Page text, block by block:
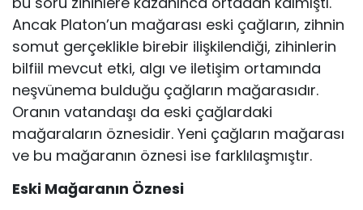
Ancak Platon’un mağarası eski çağ­ların, zihnin
somut gerçeklikle birebir ilişkilendiği, zihinlerin
bilfiil mevcut etki, algı ve iletişim ortamında
neşvünema bulduğu çağların mağarasıdır.
Oranın vatandaşı da eski çağlardaki
mağaraların öznesidir. Yeni çağların mağarası
ve bu mağaranın öznesi ise farklılaşmıştır.
Eski Mağaranın Öznesi